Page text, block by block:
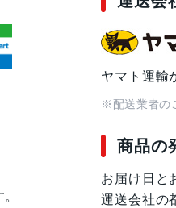
ヤマト運輸
※配送業者の
商品の
お届け日と
運送会社の